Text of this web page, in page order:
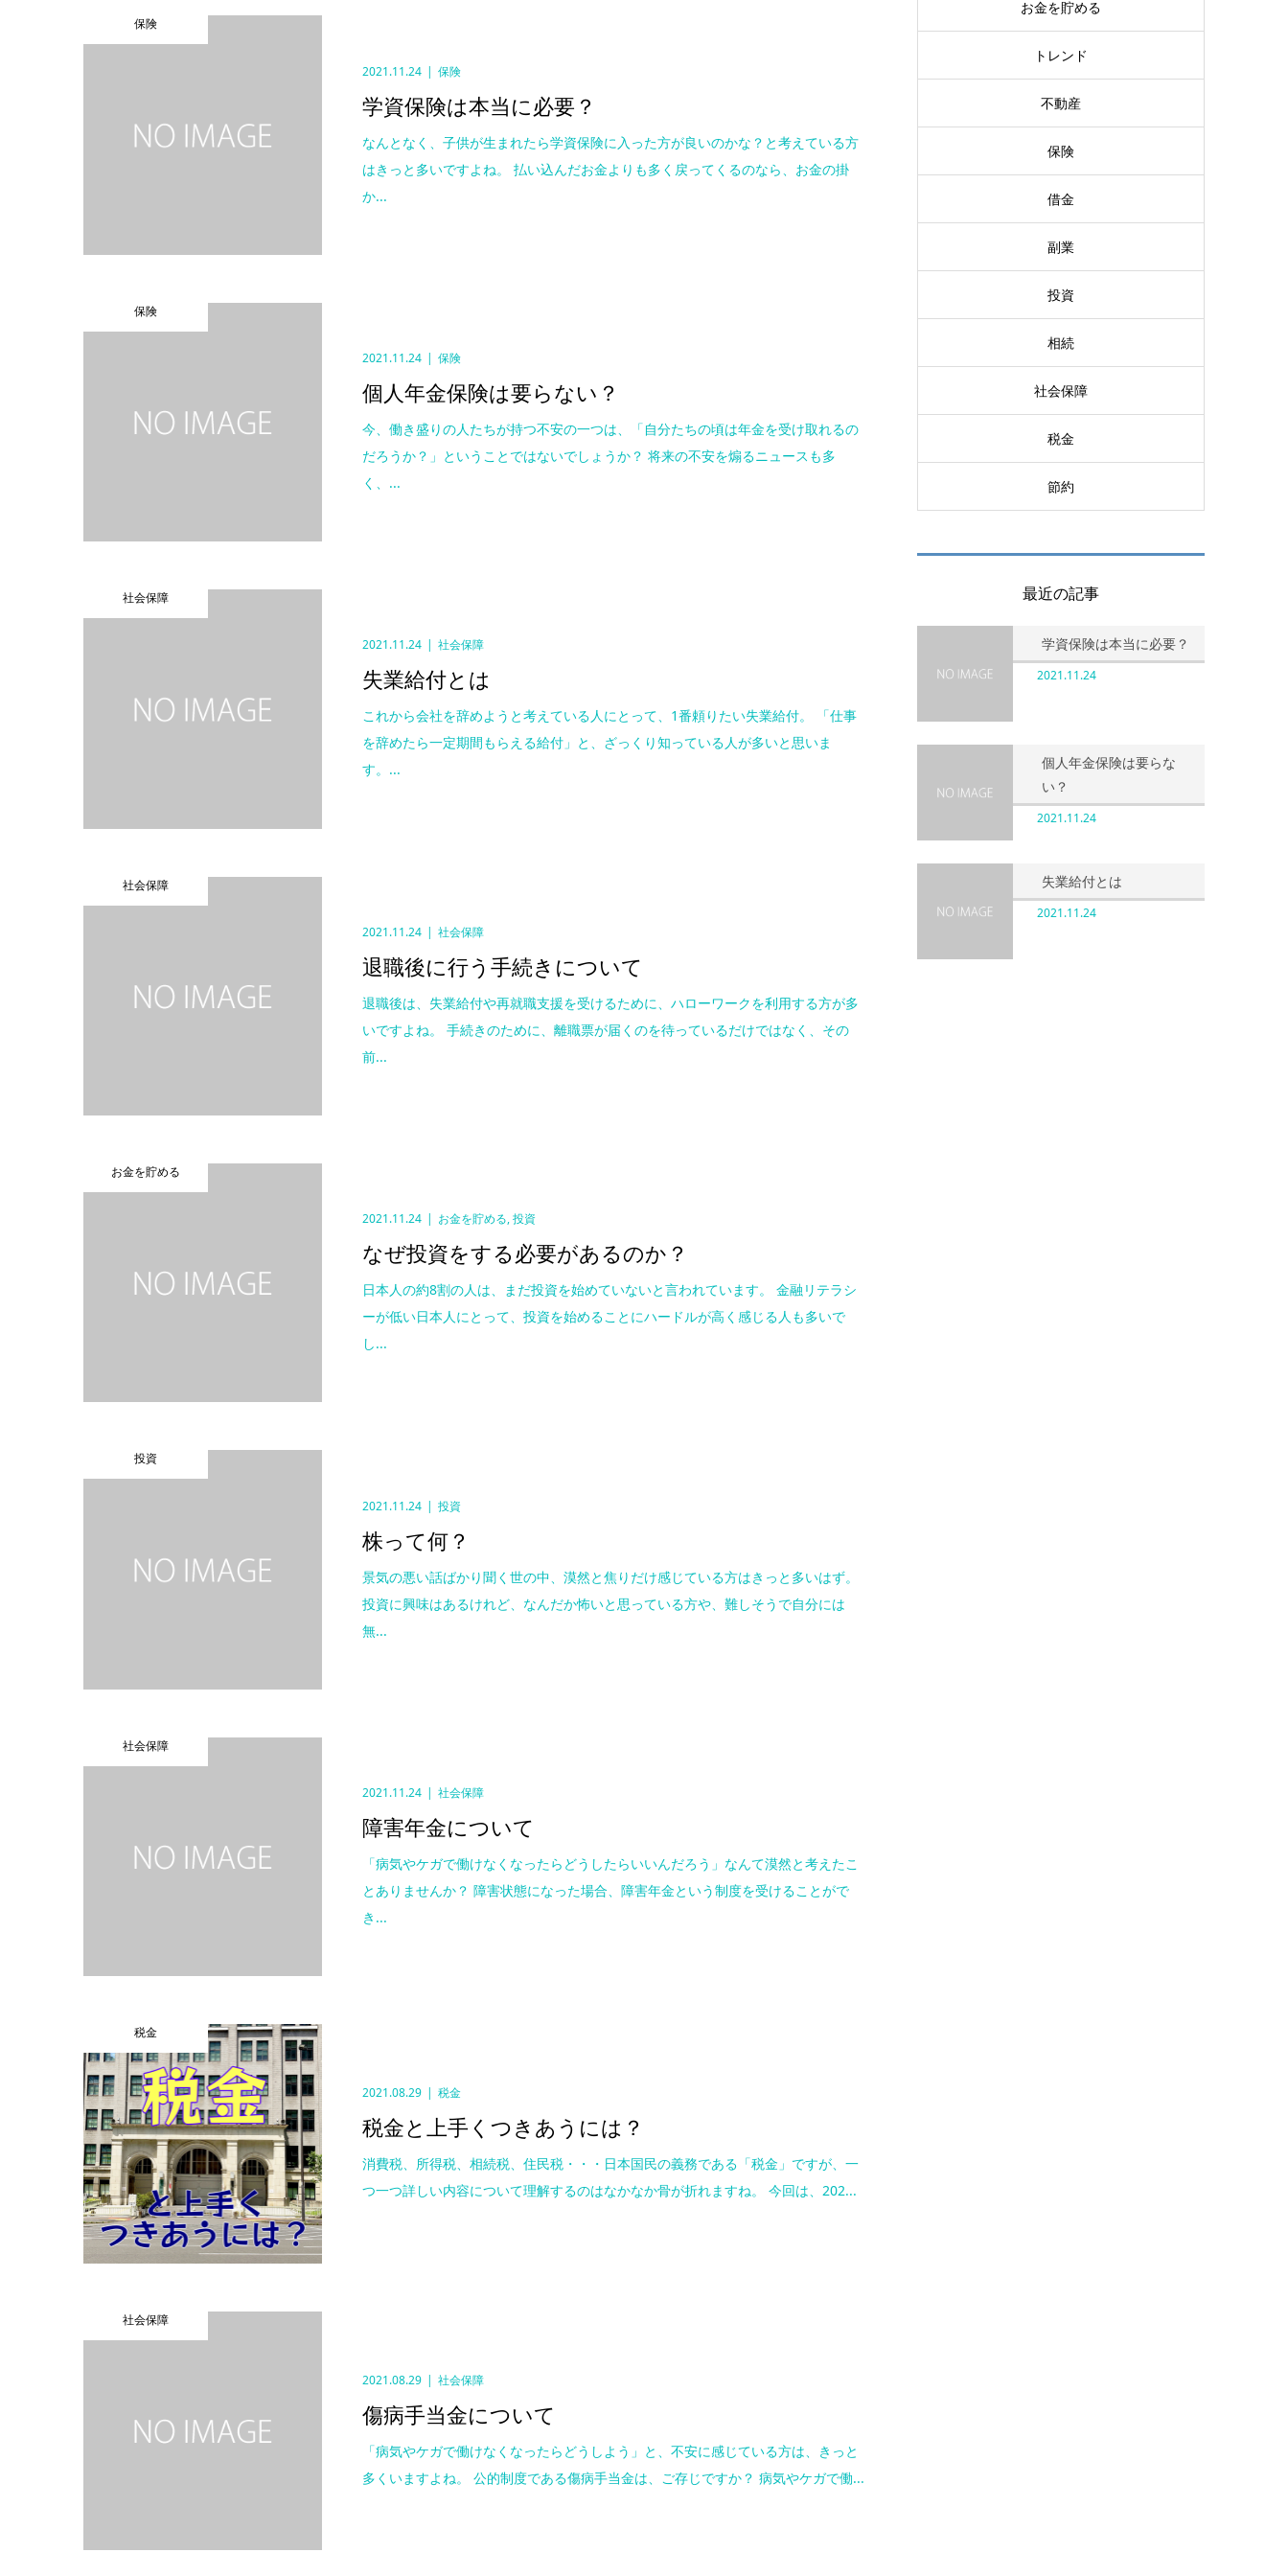
保険
2021.11.24 保険
学資保険は本当に必要？
なんとなく、子供が生まれたら学資保険に入った方が良いのかな？と考えている方
はきっと多いですよね。 払い込んだお金よりも多く戻ってくるのなら、お金の掛
か...
保険
2021.11.24 保険
個人年金保険は要らない？
今、働き盛りの人たちが持つ不安の一つは、「自分たちの頃は年金を受け取れるの
だろうか？」ということではないでしょうか？ 将来の不安を煽るニュースも多
く、...
社会保障
2021.11.24 社会保障
失業給付とは
これから会社を辞めようと考えている人にとって、1番頼りたい失業給付。 「仕事
を辞めたら一定期間もらえる給付」と、ざっくり知っている人が多いと思いま
す。...
社会保障
2021.11.24 社会保障
退職後に行う手続きについて
退職後は、失業給付や再就職支援を受けるために、ハローワークを利用する方が多
いですよね。 手続きのために、離職票が届くのを待っているだけではなく、その
前...
お金を貯める
2021.11.24 お金を貯める,投資
なぜ投資をする必要があるのか？
日本人の約8割の人は、まだ投資を始めていないと言われています。 金融リテラシ
ーが低い日本人にとって、投資を始めることにハードルが高く感じる人も多いで
し...
投資
2021.11.24 投資
株って何？
景気の悪い話ばかり聞く世の中、漠然と焦りだけ感じている方はきっと多いはず。
投資に興味はあるけれど、なんだか怖いと思っている方や、難しそうで自分には
無...
社会保障
2021.11.24 社会保障
障害年金について
「病気やケガで働けなくなったらどうしたらいいんだろう」なんて漠然と考えたこ
とありませんか？ 障害状態になった場合、障害年金という制度を受けることがで
き...
税金
2021.08.29 税金
税金と上手くつきあうには？
消費税、所得税、相続税、住民税・・・日本国民の義務である「税金」ですが、一
つ一つ詳しい内容について理解するのはなかなか骨が折れますね。 今回は、202...
社会保障
2021.08.29 社会保障
傷病手当金について
「病気やケガで働けなくなったらどうしよう」と、不安に感じている方は、きっと
多くいますよね。 公的制度である傷病手当金は、ご存じですか？ 病気やケガで働...
お金を貯める
トレンド
不動産
保険
借金
副業
投資
相続
社会保障
税金
節約
最近の記事
学資保険は本当に必要？
2021.11.24
個人年金保険は要らな
い？
2021.11.24
失業給付とは
2021.11.24